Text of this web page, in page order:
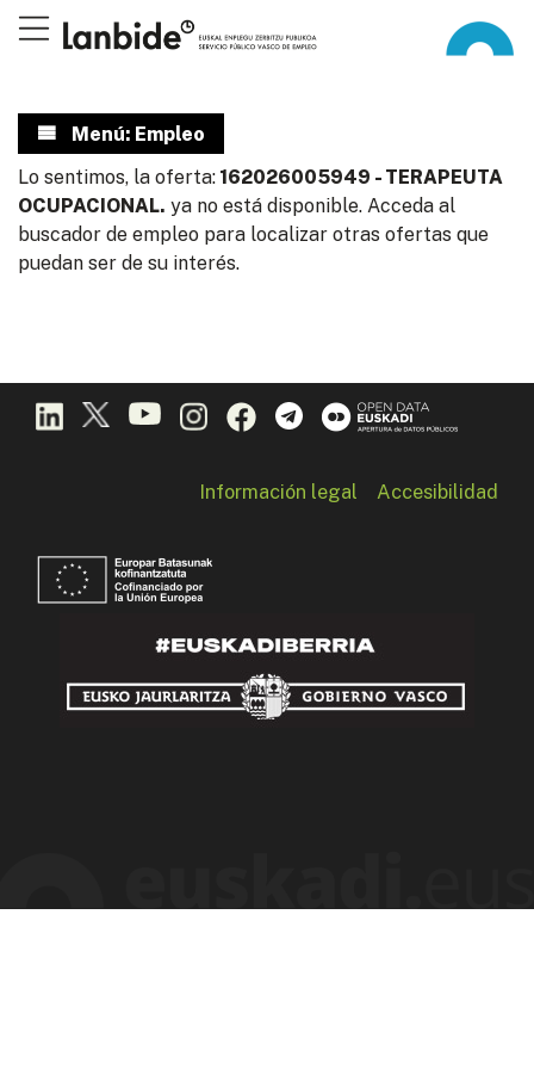
Menú: Empleo
Lo sentimos, la oferta: 162026005949 - TERAPEUTA
OCUPACIONAL. ya no está disponible. Acceda al
buscador de empleo para localizar otras ofertas que
puedan ser de su interés.
Información legal Accesibilidad